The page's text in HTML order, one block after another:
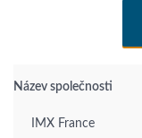
Název společnosti
IMX France